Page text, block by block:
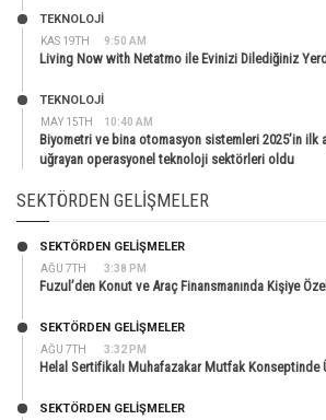
KAS 19TH 9:50 AM
TEKNOLOJİ
Living Now with Netatmo ile Evinizi Dilediğiniz
MAY 15TH 10:40 AM
TEKNOLOJİ
Biyometri ve bina otomasyon sistemleri 2025’in ilk
uğrayan operasyonel teknoloji sektörleri oldu
SEKTÖRDEN GELIŞMELER
AĞU 7TH 3:38 PM
SEKTÖRDEN GELIŞMELER
Fuzul’den Konut ve Araç Finansmanında Kişiye
AĞU 7TH 3:32 PM
SEKTÖRDEN GELIŞMELER
Helal Sertifikalı Muhafazakar Mutfak Konseptinde
SEKTÖRDEN GELIŞMELER